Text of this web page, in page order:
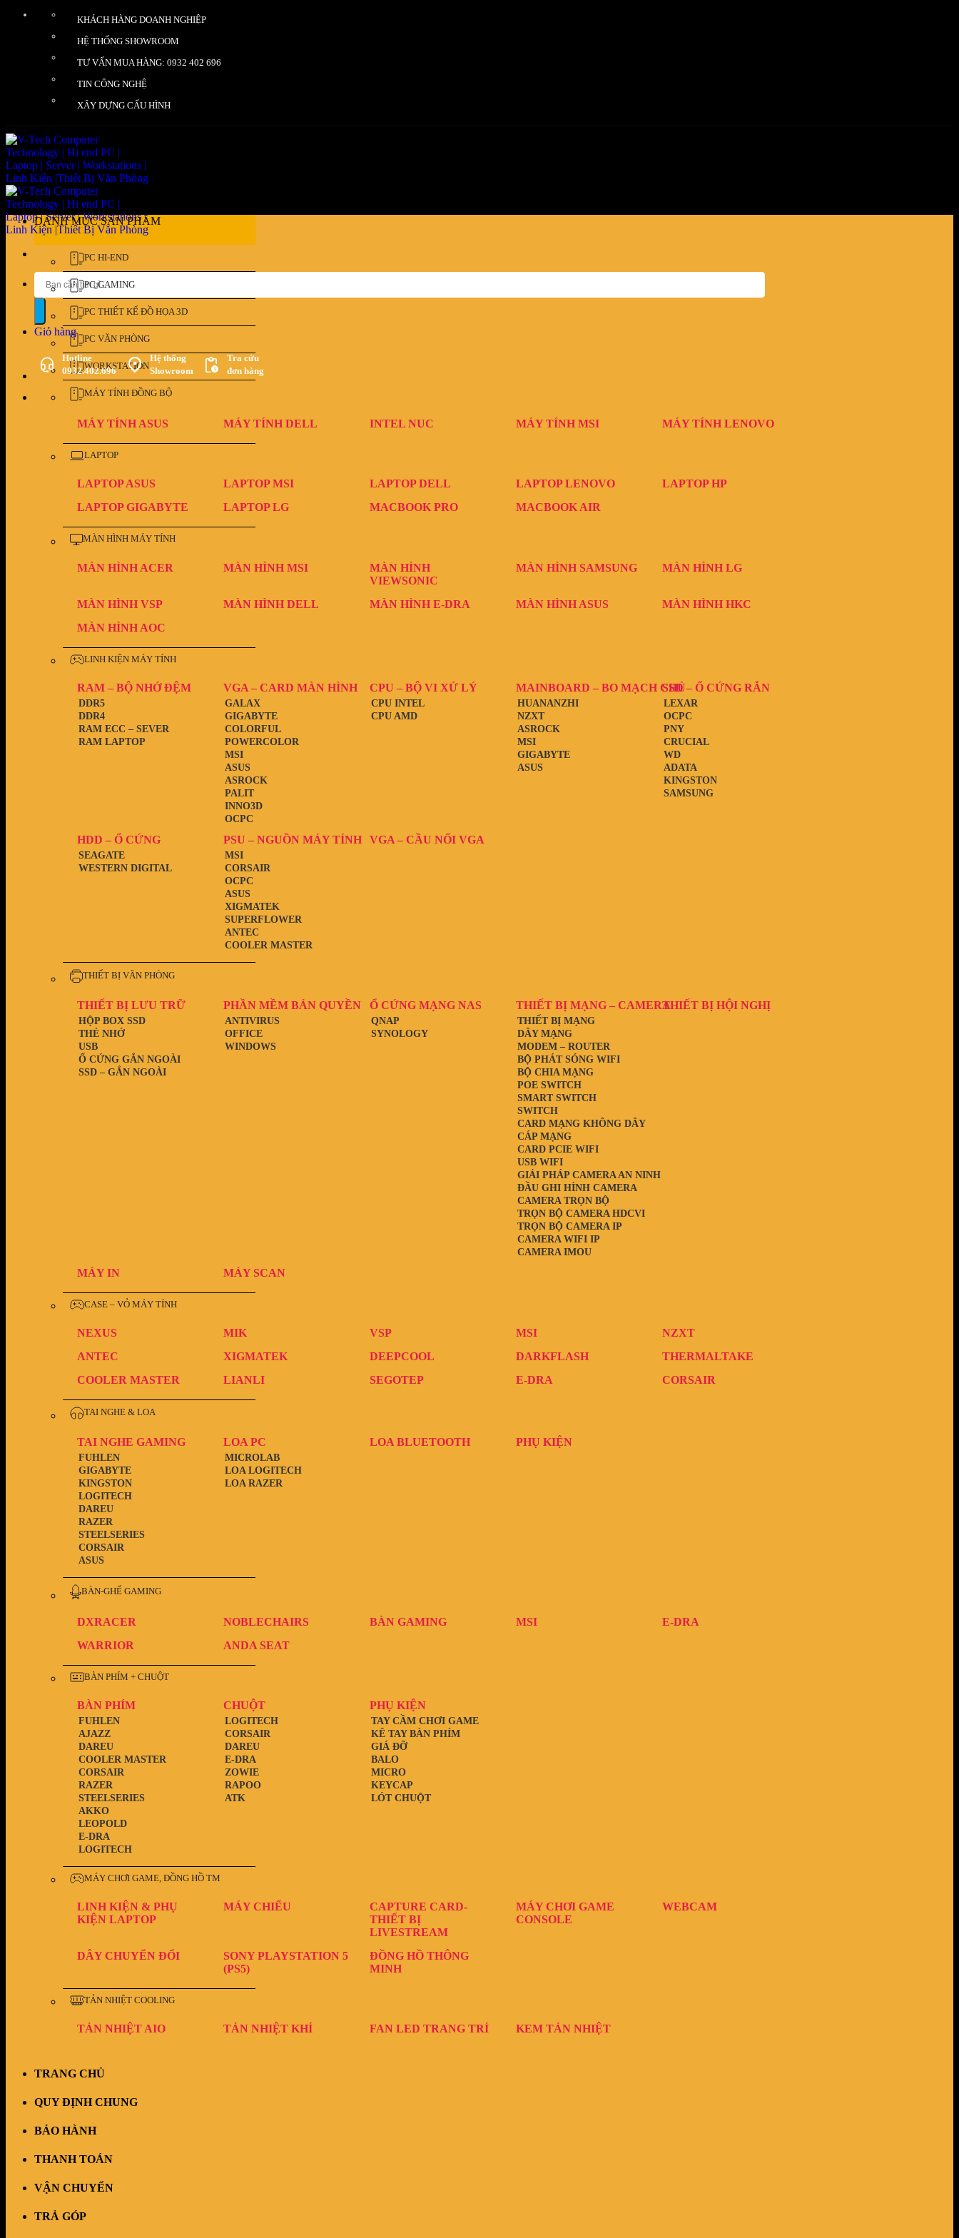
KHÁCH HÀNG DOANH NGHIỆP
HỆ THỐNG SHOWROOM
TƯ VẤN MUA HÀNG: 0932 402 696
TIN CÔNG NGHỆ
XÂY DỰNG CẤU HÌNH
Tìm
kiếm:
Giỏ hàng
Hotline
0932.402.696
Hệ thống
Showroom
Tra cứu
đơn hàng
DANH MỤC SẢN PHẨM
PC HI-END
PC GAMING
PC THIẾT KẾ ĐỒ HỌA 3D
PC VĂN PHÒNG
WORKSTATION
MÁY TÍNH ĐỒNG BỘ
MÁY TÍNH ASUS MÁY TÍNH DELL INTEL NUC MÁY TÍNH MSI MÁY TÍNH LENOVO
LAPTOP
LAPTOP ASUS LAPTOP MSI LAPTOP DELL LAPTOP LENOVO
LAPTOP HP
LAPTOP GIGABYTE
LAPTOP LG MACBOOK PRO MACBOOK AIR
MÀN HÌNH MÁY TÍNH
MÀN HÌNH ACER MÀN HÌNH MSI
MÀN HÌNH
VIEWSONIC
MÀN HÌNH SAMSUNG MÀN HÌNH LG
MÀN HÌNH VSP MÀN HÌNH DELL MÀN HÌNH E-DRA MÀN HÌNH ASUS
MÀN HÌNH HKC
MÀN HÌNH AOC
LINH KIỆN MÁY TÍNH
RAM – BỘ NHỚ ĐỆM
RAM LAPTOP
RAM ECC – SEVER
DDR4
DDR5
VGA – CARD MÀN HÌNH
OCPC
INNO3D
PALIT
ASROCK
ASUS
MSI
POWERCOLOR
COLORFUL
GIGABYTE
GALAX
CPU – BỘ VI XỬ LÝ
CPU AMD
CPU INTEL
MAINBOARD – BO MẠCH CHỦ
ASUS
GIGABYTE
MSI
ASROCK
NZXT
HUANANZHI
SSD – Ổ CỨNG RẮN
SAMSUNG
KINGSTON
ADATA
WD
CRUCIAL
PNY
OCPC
LEXAR
HDD – Ổ CỨNG
WESTERN DIGITAL
SEAGATE
PSU – NGUỒN MÁY TÍNH
COOLER MASTER
ANTEC
SUPERFLOWER
XIGMATEK
ASUS
OCPC
CORSAIR
MSI
VGA – CẦU NỐI VGA
THIẾT BỊ VĂN PHÒNG
THIẾT BỊ LƯU TRỮ
SSD – GẮN NGOÀI
Ổ CỨNG GẮN NGOÀI
USB
THẺ NHỚ
HỘP BOX SSD
PHẦN MỀM BẢN QUYỀN
WINDOWS
OFFICE
ANTIVIRUS
Ổ CỨNG MẠNG NAS
SYNOLOGY
QNAP
THIẾT BỊ MẠNG – CAMERA
GIẢI PHÁP CAMERA AN NINH
CAMERA WIFI IP
CAMERA IMOU
CAMERA TRỌN BỘ
TRỌN BỘ CAMERA IP
TRỌN BỘ CAMERA HDCVI
ĐẦU GHI HÌNH CAMERA
THIẾT BỊ MẠNG
CARD MẠNG KHÔNG DÂY
USB WIFI
CARD PCIE WIFI
CÁP MẠNG
BỘ CHIA MẠNG
SWITCH
SMART SWITCH
POE SWITCH
BỘ PHÁT SÓNG WIFI
MODEM – ROUTER
DÂY MẠNG
THIẾT BỊ HỘI NGHỊ
MÁY IN MÁY SCAN
CASE – VỎ MÁY TÍNH
NEXUS MIK VSP MSI
NZXT
ANTEC
XIGMATEK DEEPCOOL DARKFLASH
THERMALTAKE
COOLER MASTER
LIANLI SEGOTEP E-DRA CORSAIR
TAI NGHE & LOA
TAI NGHE GAMING
ASUS
CORSAIR
STEELSERIES
RAZER
DAREU
LOGITECH
KINGSTON
GIGABYTE
FUHLEN
LOA PC
LOA RAZER
LOA LOGITECH
MICROLAB
LOA BLUETOOTH PHỤ KIỆN
BÀN-GHẾ GAMING
DXRACER NOBLECHAIRS BÀN GAMING MSI
E-DRA
WARRIOR
ANDA SEAT
BÀN PHÍM + CHUỘT
BÀN PHÍM
LOGITECH
E-DRA
LEOPOLD
AKKO
STEELSERIES
RAZER
CORSAIR
COOLER MASTER
DAREU
AJAZZ
FUHLEN
CHUỘT
ATK
RAPOO
ZOWIE
E-DRA
DAREU
CORSAIR
LOGITECH
PHỤ KIỆN
LÓT CHUỘT
KEYCAP
MICRO
BALO
GIÁ ĐỠ
KÊ TAY BÀN PHÍM
TAY CẦM CHƠI GAME
MÁY CHƠI GAME, ĐỒNG HỒ TM
LINH KIỆN & PHỤ
KIỆN LAPTOP
MÁY CHIẾU
CAPTURE CARD-
THIẾT BỊ
LIVESTREAM
MÁY CHƠI GAME
CONSOLE
WEBCAM
DÂY CHUYỂN ĐỔI
SONY PLAYSTATION 5
(PS5)
ĐỒNG HỒ THÔNG
MINH
TẢN NHIỆT COOLING
TẢN NHIỆT AIO TẢN NHIỆT KHÍ FAN LED TRANG TRÍ KEM TẢN NHIỆT
TRANG CHỦ
QUY ĐỊNH CHUNG
BẢO HÀNH
THANH TOÁN
VẬN CHUYỂN
TRẢ GÓP